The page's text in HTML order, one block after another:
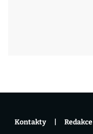
Kontakty Redakce